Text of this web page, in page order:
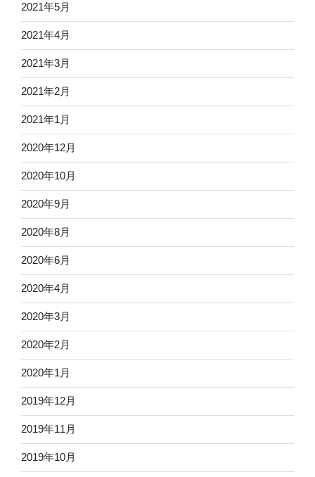
2021年5月
2021年4月
2021年3月
2021年2月
2021年1月
2020年12月
2020年10月
2020年9月
2020年8月
2020年6月
2020年4月
2020年3月
2020年2月
2020年1月
2019年12月
2019年11月
2019年10月